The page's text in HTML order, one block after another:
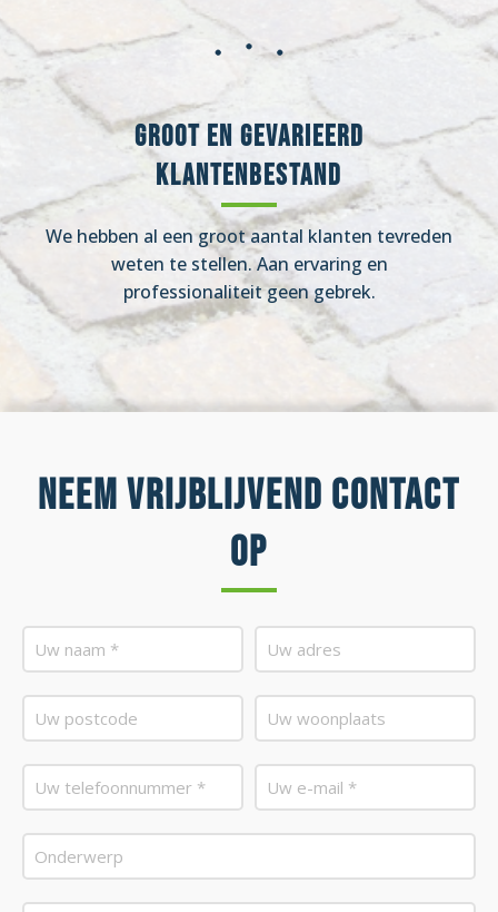
Groot en gevarieerd
klantenbestand
We hebben al een groot aantal klanten tevreden
weten te stellen. Aan ervaring en
professionaliteit geen gebrek.
Neem vrijblijvend contact
op